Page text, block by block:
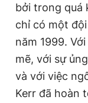
bởi trong quá
chỉ có một
năm 1999.
mẽ, với sự
và với việc
Kerr đã hoàn